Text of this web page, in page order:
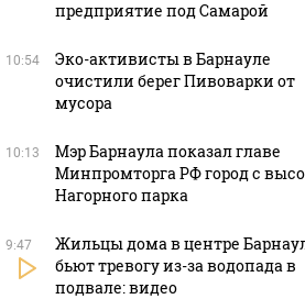
СМИ: В Химках на
машину напали и
подожгли.
предприятие под Самарой
10:54
Эко-активисты в Барнауле
очистили берег Пивоварки от
мусора
10:13
Мэр Барнаула показал главе
Минпромторга РФ город с
Нагорного парка
9:47
Жильцы дома в центре
бьют тревогу из-за водопада в
подвале: видео